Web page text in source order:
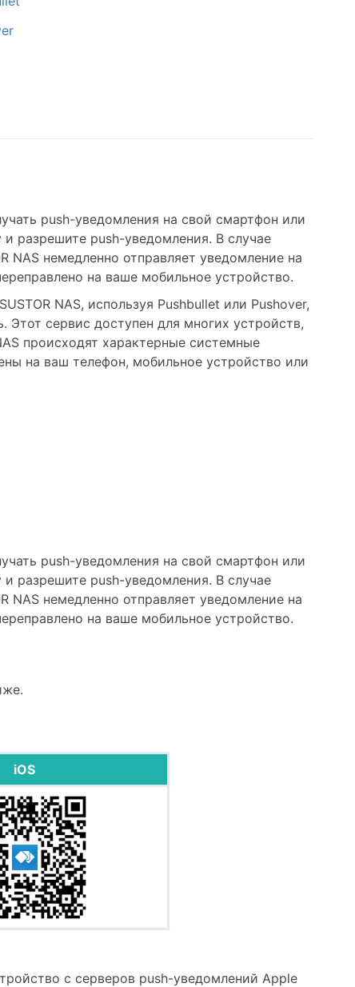
push-уведомления на свой смартфон или
разрешите push-уведомления. В случае
NAS немедленно отправляет уведомление на
на ваше мобильное устройство.
NAS, используя Pushbullet или Pushover,
сервис доступен для многих устройств,
происходят характерные системные
на ваш телефон, мобильное устройство или
push-уведомления на свой смартфон или
разрешите push-уведомления. В случае
NAS немедленно отправляет уведомление на
на ваше мобильное устройство.
iOS
с серверов push-уведомлений Apple